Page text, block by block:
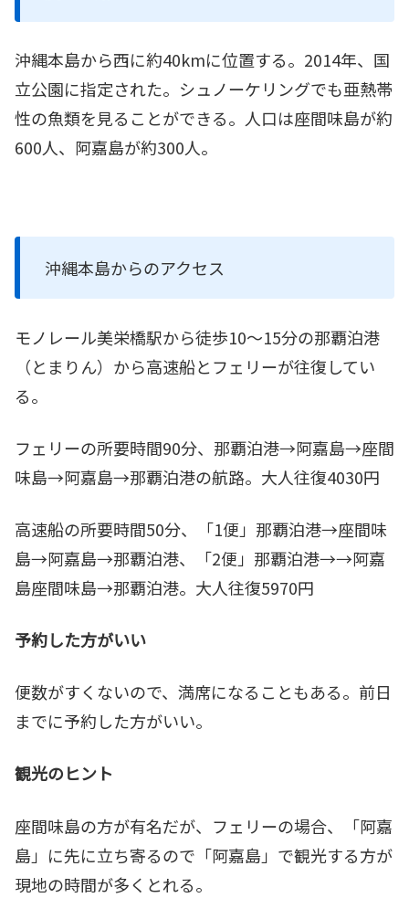
沖縄本島から西に約40kmに位置する。2014年、国
立公園に指定された。シュノーケリングでも亜熱帯
性の魚類を見ることができる。人口は座間味島が約
600人、阿嘉島が約300人。
沖縄本島からのアクセス
モノレール美栄橋駅から徒歩10～15分の那覇泊港
（とまりん）から高速船とフェリーが往復してい
る。
フェリーの所要時間90分、那覇泊港→阿嘉島→座間
味島→阿嘉島→那覇泊港の航路。大人往復4030円
高速船の所要時間50分、「1便」那覇泊港→座間味
島→阿嘉島→那覇泊港、「2便」那覇泊港→→阿嘉
島座間味島→那覇泊港。大人往復5970円
予約した方がいい
便数がすくないので、満席になることもある。前日
までに予約した方がいい。
観光のヒント
座間味島の方が有名だが、フェリーの場合、「阿嘉
島」に先に立ち寄るので「阿嘉島」で観光する方が
現地の時間が多くとれる。